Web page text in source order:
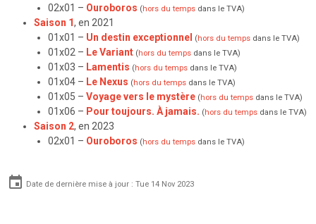
02x01 – Ouroboros (hors du tempsdans le TVA)
Saison 1, en 2021
01x01 – Un destin exceptionnel (hors du tempsdans le TVA)
01x02 – Le Variant (hors du tempsdans le TVA)
01x03 – Lamentis (hors du tempsdans le TVA)
01x04 – Le Nexus (hors du tempsdans le TVA)
01x05 – Voyage vers le mystère (hors du tempsdans le TVA)
01x06 – Pour toujours. À jamais. (hors du tempsdans le TVA)
Saison 2, en 2023
02x01 – Ouroboros (hors du tempsdans le TVA)
Date de dernière mise à jour : Tue 14 Nov 2023